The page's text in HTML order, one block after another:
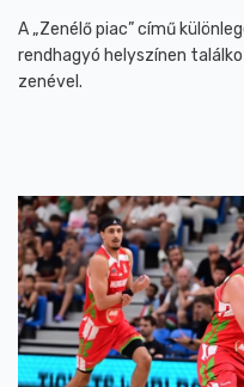
A „Zenélő piac” című
rendhagyó helyszínen
zenével.